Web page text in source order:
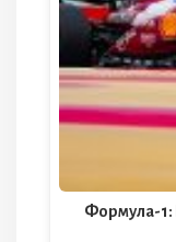
Формула-1: